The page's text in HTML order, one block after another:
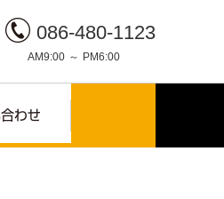
086-480-1123
AM9:00 ～ PM6:00